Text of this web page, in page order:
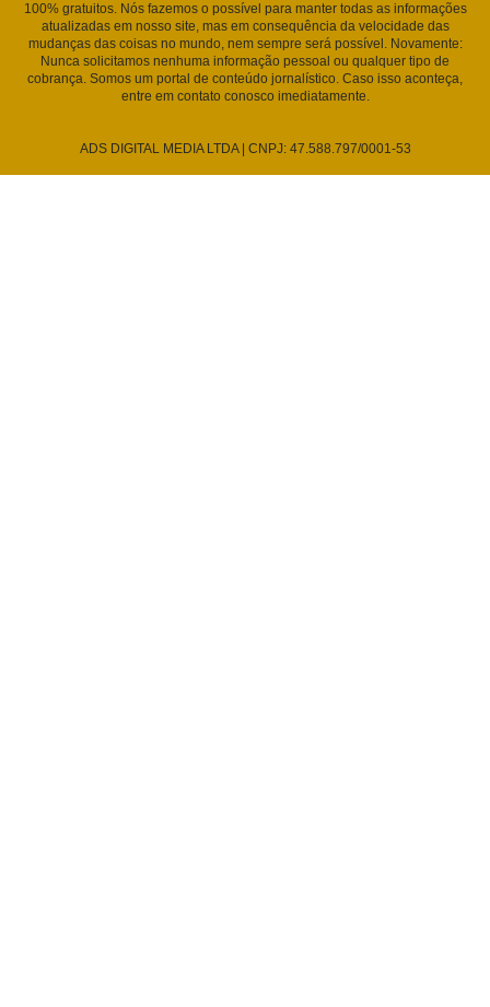
100% gratuitos. Nós fazemos o possível para manter todas as informações
atualizadas em nosso site, mas em consequência da velocidade das
mudanças das coisas no mundo, nem sempre será possível. Novamente:
Nunca solicitamos nenhuma informação pessoal ou qualquer tipo de
cobrança. Somos um portal de conteúdo jornalístico. Caso isso aconteça,
entre em contato conosco imediatamente.
ADS DIGITAL MEDIA LTDA | CNPJ: 47.588.797/0001-53